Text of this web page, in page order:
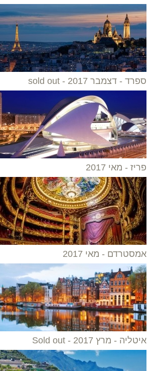
ספרד - דצמבר 2017 - sold out
פריז - מאי 2017
אמסטרדם - מאי 2017
איטליה - מרץ 2017 - Sold out